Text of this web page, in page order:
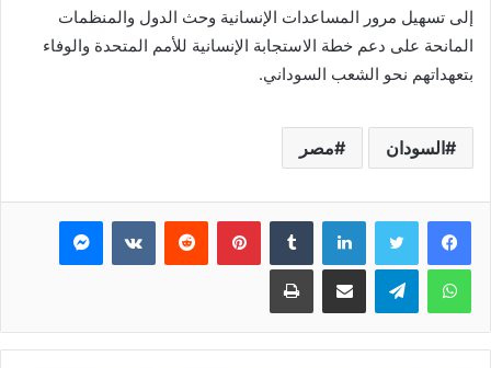
إلى تسهيل مرور المساعدات الإنسانية وحث الدول والمنظمات
المانحة على دعم خطة الاستجابة الإنسانية للأمم المتحدة والوفاء
بتعهداتهم نحو الشعب السوداني.
السودان مصر
فيسبوك تويتر لينكدإن بينتيريست ماسنجر
واتساب تيلقرام مشاركة عبر البريد طباعة